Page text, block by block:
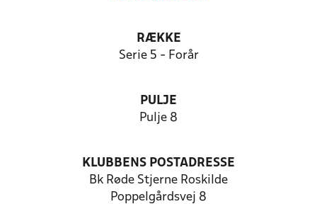
RÆKKE
Serie 5 - Forår
PULJE
Pulje 8
KLUBBENS POSTADRESSE
Bk Røde Stjerne Roskilde
Poppelgårdsvej 8